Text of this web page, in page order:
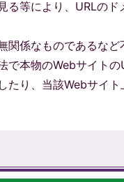
る等により、URLの
関係なものであるな
本物のWebサイトの
たり、当該Webサイ